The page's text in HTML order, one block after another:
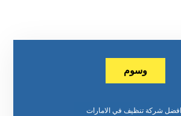
وسوم
افضل شركة تنظيف في الامارات